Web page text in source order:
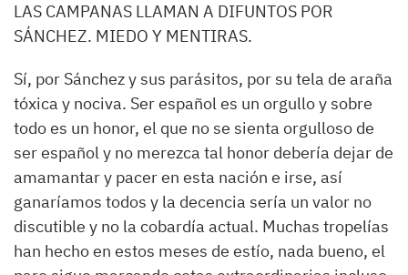
LAS CAMPANAS LLAMAN A DIFUNTOS POR
SÁNCHEZ. MIEDO Y MENTIRAS.
Sí, por Sánchez y sus parásitos, por su tela de araña
tóxica y nociva. Ser español es un orgullo y sobre
todo es un honor, el que no se sienta orgulloso de
ser español y no merezca tal honor debería dejar de
amamantar y pacer en esta nación e irse, así
ganaríamos todos y la decencia sería un valor no
discutible y no la cobardía actual. Muchas tropelías
han hecho en estos meses de estío, nada bueno, el